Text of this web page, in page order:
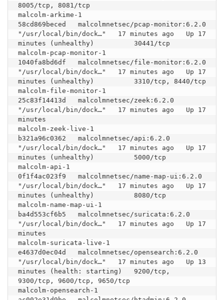
8005/tcp, 8081/tcp
malcolm-arkime-1
58cd869beced   malcolmnetsec/pcap-monitor:6.2.0
"/usr/local/bin/dock…"   17 minutes ago   Up 17
minutes (unhealthy)          30441/tcp
malcolm-pcap-monitor-1
1040fa8bd6df   malcolmnetsec/file-monitor:6.2.0
"/usr/local/bin/dock…"   17 minutes ago   Up 17
minutes (unhealthy)          3310/tcp, 8440/tcp
malcolm-file-monitor-1
25c83f14413d   malcolmnetsec/zeek:6.2.0
"/usr/local/bin/dock…"   17 minutes ago   Up 17
minutes
malcolm-zeek-live-1
b321a96c0362   malcolmnetsec/api:6.2.0
"/usr/local/bin/dock…"   17 minutes ago   Up 17
minutes (unhealthy)          5000/tcp
malcolm-api-1
0f1f4ac023f9   malcolmnetsec/name-map-ui:6.2.0
"/usr/local/bin/dock…"   17 minutes ago   Up 17
minutes (unhealthy)          8080/tcp
malcolm-name-map-ui-1
ba4d553cf6b5   malcolmnetsec/suricata:6.2.0
"/usr/local/bin/dock…"   17 minutes ago   Up 17
minutes
malcolm-suricata-live-1
e4637d0ec04d   malcolmnetsec/opensearch:6.2.0
"/usr/local/bin/dock…"   17 minutes ago   Up 13
minutes (health: starting)   9200/tcp,
9300/tcp, 9600/tcp, 9650/tcp
malcolm-opensearch-1